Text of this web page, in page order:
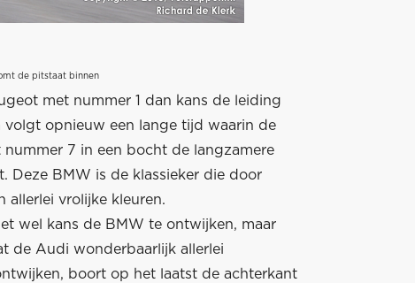
de pitstaat binnen
met nummer 1 dan kans de leiding
volgt opnieuw een lange tijd waarin de
7 in een bocht de langzamere
Deze BMW is de klassieker die door
allerlei vrolijke kleuren.
wel kans de BMW te ontwijken, maar
de Audi wonderbaarlijk allerlei
boort op het laatst de achterkant